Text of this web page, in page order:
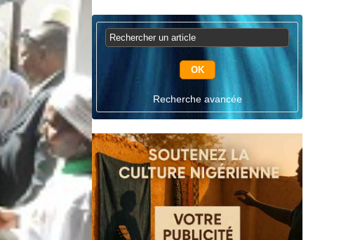
Recherche avancée